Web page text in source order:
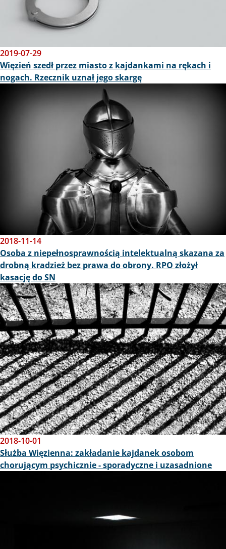
2019-07-29
Więzień szedł przez miasto z kajdankami na rękach i
nogach. Rzecznik uznał jego skargę
2018-11-14
Osoba z niepełnosprawnością intelektualną skazana za
drobną kradzież bez prawa do obrony. RPO złożył
kasację do SN
Obraz
2018-10-01
Służba Więzienna: zakładanie kajdanek osobom
chorującym psychicznie - sporadyczne i uzasadnione